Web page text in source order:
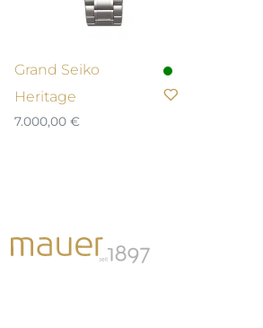
Grand Seiko
Heritage
7.000,00 €